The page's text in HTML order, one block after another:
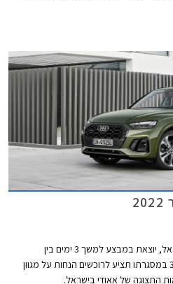
צ'מפיון מוטורס, יבואנית אאודי לישראל, יוצאת במבצע למשך 3 ימים בין
התאריכים 30.11.2022-02.12.2022 במסגרתו תציע לרוכשים הנחות על מגוון